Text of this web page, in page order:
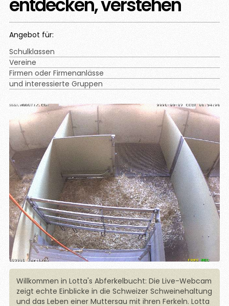
entdecken, verstehen
Angebot für:
Schulklassen
Vereine
Firmen oder Firmenanlässe
und interessierte Gruppen
Willkommen in Lotta's Abferkelbucht: Die Live-Webcam
zeigt echte Einblicke in die Schweizer Schweinehaltung
und das Leben einer Muttersau mit ihren Ferkeln. Lotta